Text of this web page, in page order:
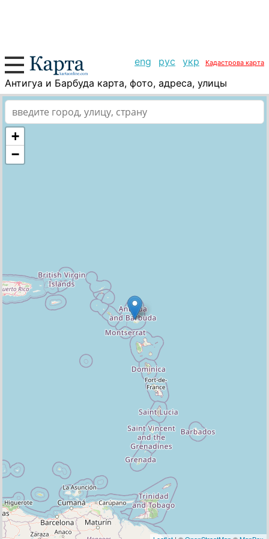
eng рус укр Кадастрова карта
Антигуа и Барбуда карта, фото, адреса, улицы
+
−